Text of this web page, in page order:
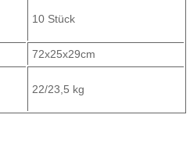
10 Stück
72x25x29cm
22/23,5 kg